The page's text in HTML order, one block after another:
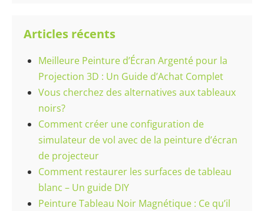
Articles récents
Meilleure Peinture d’Écran Argenté pour la
Projection 3D : Un Guide d’Achat Complet
Vous cherchez des alternatives aux tableaux
noirs?
Comment créer une configuration de
simulateur de vol avec de la peinture d’écran
de projecteur
Comment restaurer les surfaces de tableau
blanc – Un guide DIY
Peinture Tableau Noir Magnétique : Ce qu’il